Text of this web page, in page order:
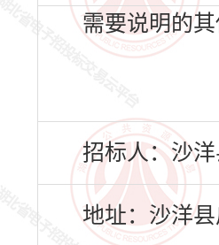
需要说明的其
招标人：沙洋
地址：沙洋县